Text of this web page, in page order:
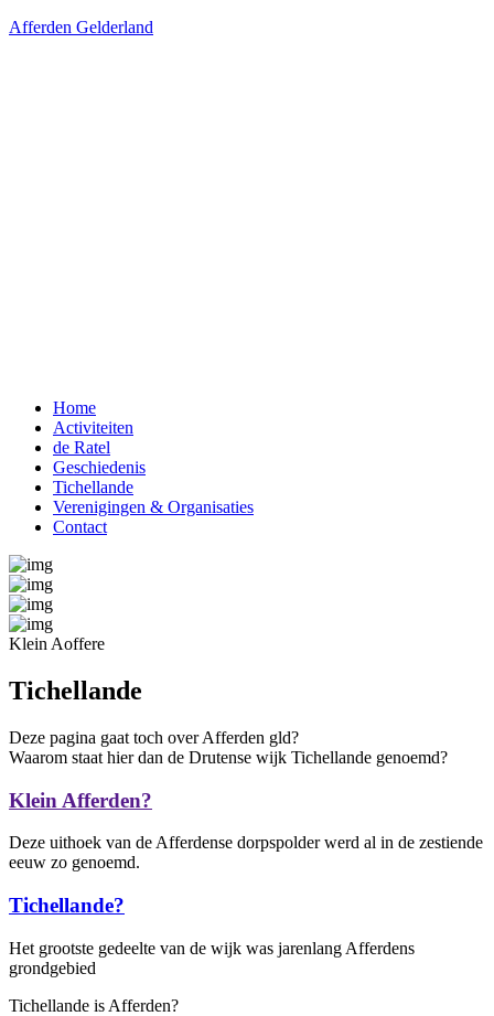
Afferden Gelderland
Menu
Home
Activiteiten
de Ratel
Geschiedenis
Tichellande
Verenigingen & Organisaties
Contact
Klein Aoffere
Tichellande
Deze pagina gaat toch over Afferden gld?
Waarom staat hier dan de Drutense wijk Tichellande genoemd?
Klein Afferden?
Deze uithoek van de Afferdense dorpspolder werd al in de zestiende
eeuw zo genoemd.
Tichellande?
Het grootste gedeelte van de wijk was jarenlang Afferdens
grondgebied
Tichellande is Afferden?